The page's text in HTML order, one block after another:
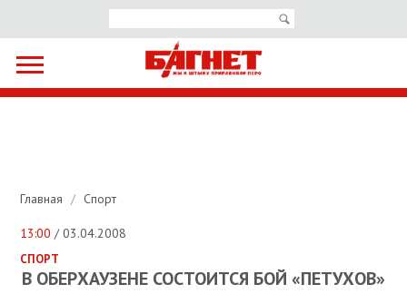
Главная / Спорт
13:00 / 03.04.2008
СПОРТ
В ОБЕРХАУЗЕНЕ СОСТОИТСЯ БОЙ «ПЕТУХОВ»